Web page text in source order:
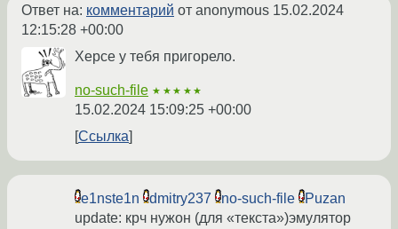
Ответ на: комментарий от anonymous 15.02.2024
12:15:28 +00:00
Херсе у тебя пригорело.
no-such-file ★★★★★
15.02.2024 15:09:25 +00:00
Ссылка
e1nste1n dmitry237 no-such-file
Puzan
update: крч нужон (для «текста»)эмулятор